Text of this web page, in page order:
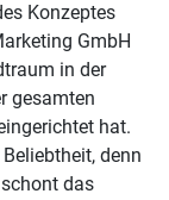
Konzeptes
GmbH
in der
gesamten
hat.
denn
das